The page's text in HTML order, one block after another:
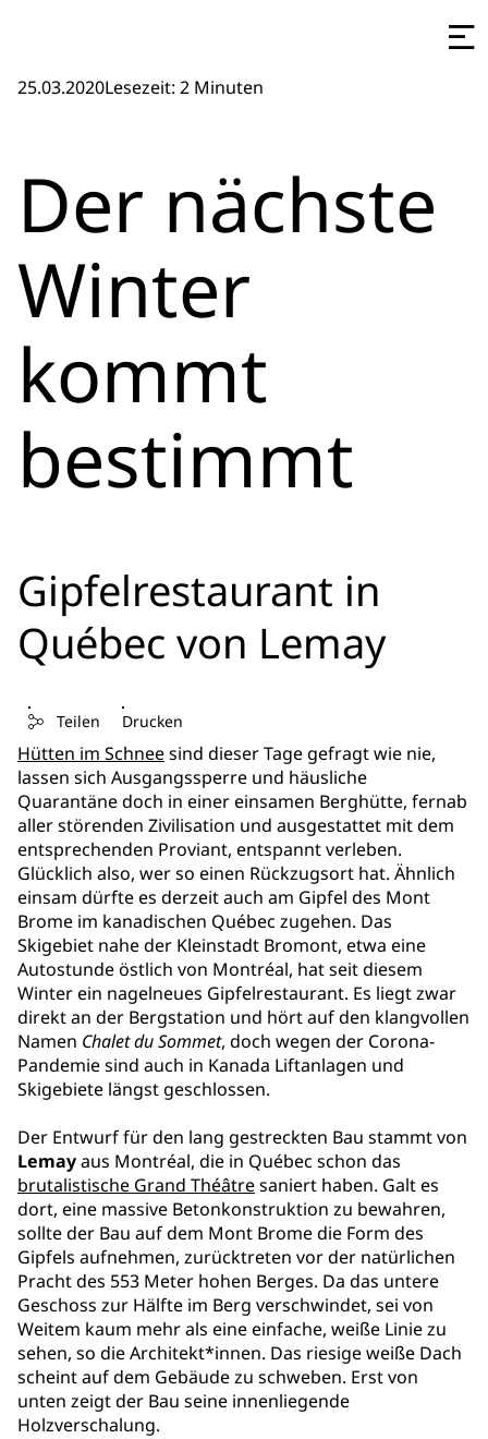
25.03.2020Lesezeit: 2 Minuten
Der nächste
Winter
kommt
bestimmt
Gipfelrestaurant in
Québec von Lemay
Teilen Drucken
Hütten im Schneesind dieser Tage gefragt wie nie,
lassen sich Ausgangssperre und häusliche
Quarantäne doch in einer einsamen Berghütte, fernab
aller störenden Zivilisation und ausgestattet mit dem
entsprechenden Proviant, entspannt verleben.
Glücklich also, wer so einen Rückzugsort hat. Ähnlich
einsam dürfte es derzeit auch am Gipfel des Mont
Brome im kanadischen Québec zugehen. Das
Skigebiet nahe der Kleinstadt Bromont, etwa eine
Autostunde östlich von Montréal, hat seit diesem
Winter ein nagelneues Gipfelrestaurant. Es liegt zwar
direkt an der Bergstation und hört auf den klangvollen
Namen Chalet du Sommet, doch wegen der Corona-
Pandemie sind auch in Kanada Liftanlagen und
Skigebiete längst geschlossen.
Der Entwurf für den lang gestreckten Bau stammt von
Lemayaus Montréal, die in Québec schon das
brutalistische Grand Théâtresaniert haben. Galt es
dort, eine massive Betonkonstruktion zu bewahren,
sollte der Bau auf dem Mont Brome die Form des
Gipfels aufnehmen, zurücktreten vor der natürlichen
Pracht des 553 Meter hohen Berges. Da das untere
Geschoss zur Hälfte im Berg verschwindet, sei von
Weitem kaum mehr als eine einfache, weiße Linie zu
sehen, so die Architekt*innen. Das riesige weiße Dach
scheint auf dem Gebäude zu schweben. Erst von
unten zeigt der Bau seine innenliegende
Holzverschalung.